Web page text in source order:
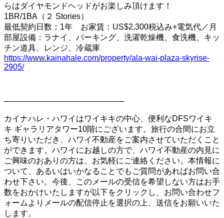
らはダイヤモンドヘッドがお楽しみ頂けます！
1BR/1BA（２ Stories）
最低契約日数：1年 お家賃：US$2,300税込み+電気代／月
部屋設備：ラナイ、パーキング、洗濯乾燥機、食洗機、キッ
チン道具、レンジ、冷蔵庫
https://www.kainahale.com/property/ala-wai-plaza-skyrise-
2905/
———————————————
カイナハレ・ハワイはワイキキの中心、便利なDFSワイキ
キ ギャラリアタワー10階にございます。旅行の合間にお立
ち寄りいただき、ハワイ不動産をご案内させていただくこと
ができます。ハワイにお越しの方で、ハワイ不動産の内見に
ご興味のおありの方は、お気軽にご連絡ください。本情報に
ついて、あるいはいかなることでもご質問があればお問い合
わせ下さい。今後、このメールの受信を希望しない方はお手
数をおかけいたしますが以下をクリックし、お問い合わせフ
ォームよりメールの配信停止を選択の上、送信をお願いいた
します。